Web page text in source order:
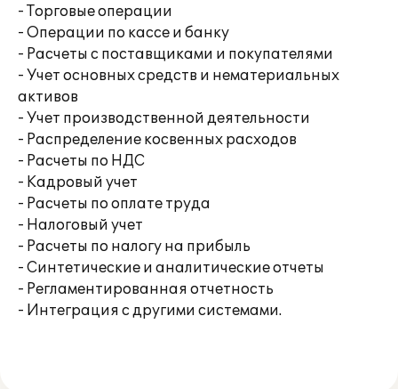
- Торговые операции
- Операции по кассе и банку
- Расчеты с поставщиками и покупателями
- Учет основных средств и нематериальных
активов
- Учет производственной деятельности
- Распределение косвенных расходов
- Расчеты по НДС
- Кадровый учет
- Расчеты по оплате труда
- Налоговый учет
- Расчеты по налогу на прибыль
- Синтетические и аналитические отчеты
- Регламентированная отчетность
- Интеграция с другими системами.